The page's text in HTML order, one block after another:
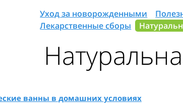
Уход за новорожденными
Лекарственные сборы
ванны в домашних условиях